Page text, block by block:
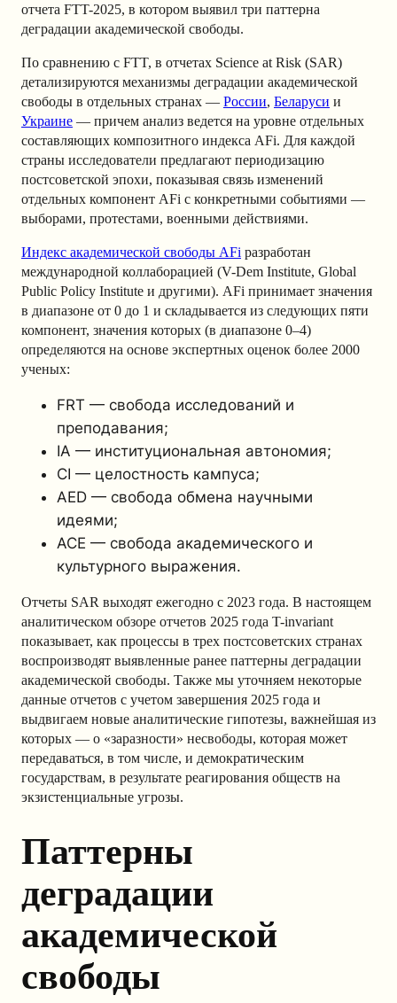
отчета FTT-2025, в котором выявил три паттерна
деградации академической свободы.
По сравнению с FTT, в отчетах Science at Risk (SAR)
детализируются механизмы деградации академической
свободы в отдельных странах — России, Беларуси и
Украине — причем анализ ведется на уровне отдельных
составляющих композитного индекса AFi. Для каждой
страны исследователи предлагают периодизацию
постсоветской эпохи, показывая связь изменений
отдельных компонент AFi с конкретными событиями —
выборами, протестами, военными действиями.
Индекс академической свободы AFi разработан
международной коллаборацией (V-Dem Institute, Global
Public Policy Institute и другими). AFi принимает значения
в диапазоне от 0 до 1 и складывается из следующих пяти
компонент, значения которых (в диапазоне 0–4)
определяются на основе экспертных оценок более 2000
ученых:
FRT — свобода исследований и
преподавания;
IA — институциональная автономия;
CI — целостность кампуса;
AED — свобода обмена научными
идеями;
ACE — свобода академического и
культурного выражения.
Отчеты SAR выходят ежегодно с 2023 года. В настоящем
аналитическом обзоре отчетов 2025 года T-invariant
показывает, как процессы в трех постсоветских странах
воспроизводят выявленные ранее паттерны деградации
академической свободы. Также мы уточняем некоторые
данные отчетов с учетом завершения 2025 года и
выдвигаем новые аналитические гипотезы, важнейшая из
которых — о «заразности» несвободы, которая может
передаваться, в том числе, и демократическим
государствам, в результате реагирования обществ на
экзистенциальные угрозы.
Паттерны
деградации
академической
свободы